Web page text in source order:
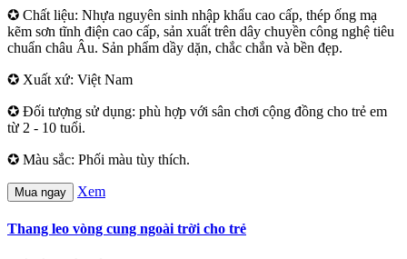
✪ Chất liệu: Nhựa nguyên sinh nhập khẩu cao cấp, thép ống mạ
kẽm sơn tĩnh điện cao cấp, sản xuất trên dây chuyền công nghệ tiêu
chuẩn châu Âu. Sản phẩm dầy dặn, chắc chắn và bền đẹp.
✪ Xuất xứ: Việt Nam
✪ Đối tượng sử dụng: phù hợp với sân chơi cộng đồng cho trẻ em
từ 2 - 10 tuổi.
✪ Màu sắc: Phối màu tùy thích.
Mua ngay Xem
Thang leo vòng cung ngoài trời cho trẻ